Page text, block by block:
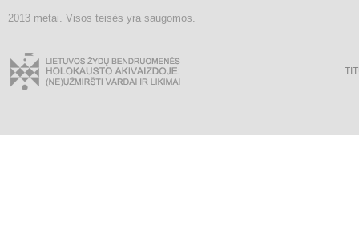
2013 metai. Visos teisės yra saugomos.